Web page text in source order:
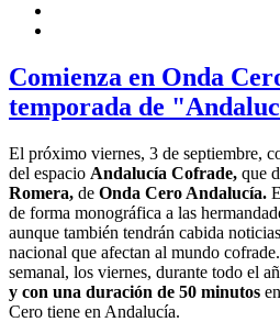
Comienza en Onda
temporada de
El próximo viernes, 3 de septiembre,
del espacio Andalucía Cofrade, que
Romera, de Onda Cero Andalucía.
de forma monográfica a las
aunque también tendrán cabida
nacional que afectan al mundo
semanal, los viernes, durante todo el
y con una duración de 50 minutos
Cero tiene en Andalucía.